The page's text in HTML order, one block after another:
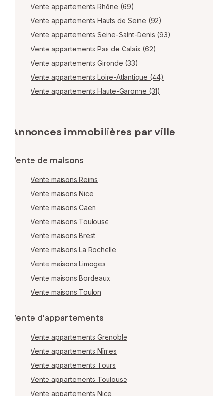
Vente appartements Rhône (69)
Vente appartements Hauts de Seine (92)
Vente appartements Seine-Saint-Denis (93)
Vente appartements Pas de Calais (62)
Vente appartements Gironde (33)
Vente appartements Loire-Atlantique (44)
Vente appartements Haute-Garonne (31)
Annonces immobilières par ville
Vente de maisons
Vente maisons Reims
Vente maisons Nice
Vente maisons Caen
Vente maisons Toulouse
Vente maisons Brest
Vente maisons La Rochelle
Vente maisons Limoges
Vente maisons Bordeaux
Vente maisons Toulon
Vente d'appartements
Vente appartements Grenoble
Vente appartements Nîmes
Vente appartements Tours
Vente appartements Toulouse
Vente appartements Nice